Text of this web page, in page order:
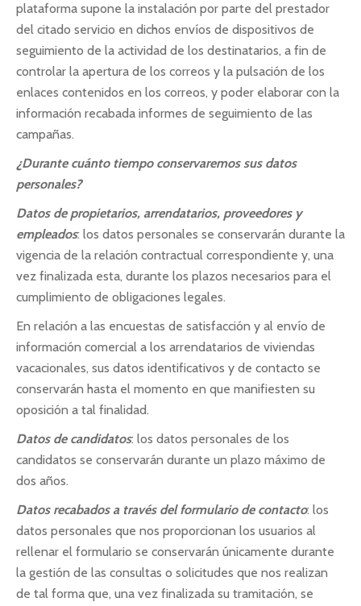
plataforma supone la instalación por parte del prestador
del citado servicio en dichos envíos de dispositivos de
seguimiento de la actividad de los destinatarios, a fin de
controlar la apertura de los correos y la pulsación de los
enlaces contenidos en los correos, y poder elaborar con la
información recabada informes de seguimiento de las
campañas.
¿Durante cuánto tiempo conservaremos sus datos
personales?
Datos de propietarios, arrendatarios, proveedores y
empleados: los datos personales se conservarán durante la
vigencia de la relación contractual correspondiente y, una
vez finalizada esta, durante los plazos necesarios para el
cumplimiento de obligaciones legales.
En relación a las encuestas de satisfacción y al envío de
información comercial a los arrendatarios de viviendas
vacacionales, sus datos identificativos y de contacto se
conservarán hasta el momento en que manifiesten su
oposición a tal finalidad.
Datos de candidatos: los datos personales de los
candidatos se conservarán durante un plazo máximo de
dos años.
Datos recabados a través del formulario de contacto: los
datos personales que nos proporcionan los usuarios al
rellenar el formulario se conservarán únicamente durante
la gestión de las consultas o solicitudes que nos realizan
de tal forma que, una vez finalizada su tramitación, se